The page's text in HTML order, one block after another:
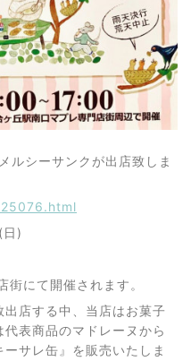
ルシーサンクが出店致しま
)
街にて開催されます。
店する中、当店はお菓子
表商品のマドレーヌから
サレ缶』を販売いたしま